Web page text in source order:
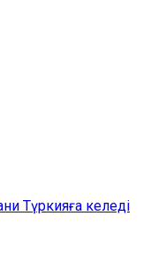
Түркияға келеді